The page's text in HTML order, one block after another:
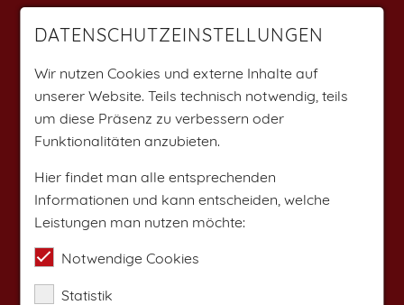
Weitere Angebote findest du auf:
DATENSCHUTZEINSTELLUNGEN
Wir nutzen Cookies und externe Inhalte auf
unserer Website. Teils technisch notwendig, teils
um diese Präsenz zu verbessern oder
Funktionalitäten anzubieten.
Hier findet man alle entsprechenden
Informationen und kann entscheiden, welche
Leistungen man nutzen möchte:
Notwendige Cookies
Statistik